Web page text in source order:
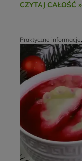
CZYTAJ CAŁOŚĆ »
Praktyczne informacje,